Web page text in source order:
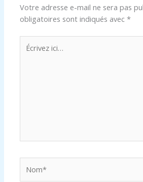
Votre adresse e-mail ne sera pas
obligatoires sont indiqués avec*
ici…